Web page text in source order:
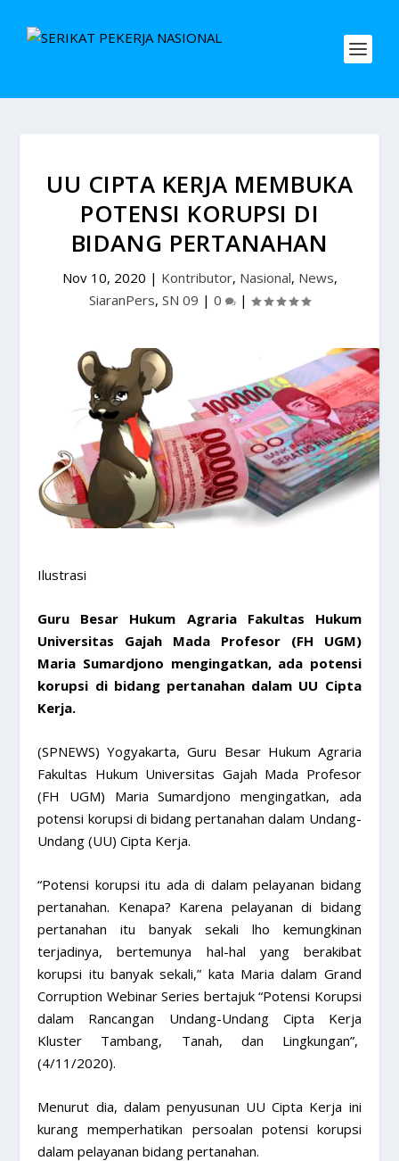
UU CIPTA KERJA MEMBUKA
POTENSI KORUPSI DI
BIDANG PERTANAHAN
Nov 10, 2020 | Kontributor, Nasional, News,
SiaranPers, SN 09 | 0 |
Ilustrasi
Guru Besar Hukum Agraria Fakultas Hukum
Universitas Gajah Mada Profesor (FH UGM)
Maria Sumardjono mengingatkan, ada potensi
korupsi di bidang pertanahan dalam UU Cipta
Kerja.
(SPNEWS) Yogyakarta, Guru Besar Hukum Agraria
Fakultas Hukum Universitas Gajah Mada Profesor
(FH UGM) Maria Sumardjono mengingatkan, ada
potensi korupsi di bidang pertanahan dalam Undang-
Undang (UU) Cipta Kerja.
“Potensi korupsi itu ada di dalam pelayanan bidang
pertanahan. Kenapa? Karena pelayanan di bidang
pertanahan itu banyak sekali lho kemungkinan
terjadinya, bertemunya hal-hal yang berakibat
korupsi itu banyak sekali,” kata Maria dalam Grand
Corruption Webinar Series bertajuk “Potensi Korupsi
dalam Rancangan Undang-Undang Cipta Kerja
Kluster Tambang, Tanah, dan Lingkungan”,
(4/11/2020).
Menurut dia, dalam penyusunan UU Cipta Kerja ini
kurang memperhatikan persoalan potensi korupsi
dalam pelayanan bidang pertanahan.